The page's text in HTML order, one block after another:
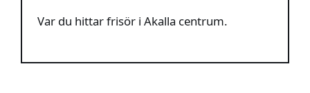
Var du hittar frisör i Akalla centrum.